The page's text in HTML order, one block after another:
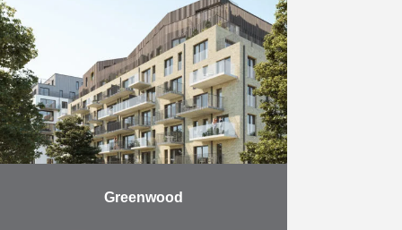
cet ensemble en bordure du canal
propose 270 appartements
modernes, spacieux et
confortables, allant …
En savoir plus
Greenwood